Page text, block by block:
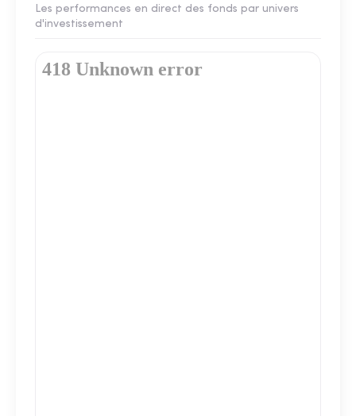
Les performances en direct des fonds par univers
d'investissement